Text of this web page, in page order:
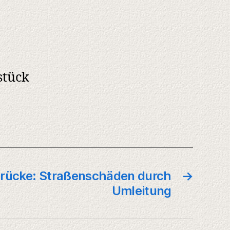
→
Straßenschäden durch
Umleitung